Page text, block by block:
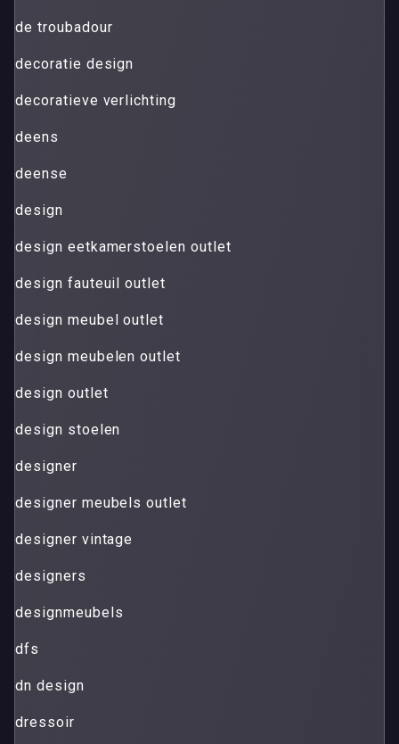
de troubadour
decoratie design
decoratieve verlichting
deens
deense
design
design eetkamerstoelen outlet
design fauteuil outlet
design meubel outlet
design meubelen outlet
design outlet
design stoelen
designer
designer meubels outlet
designer vintage
designers
designmeubels
dfs
dn design
dressoir